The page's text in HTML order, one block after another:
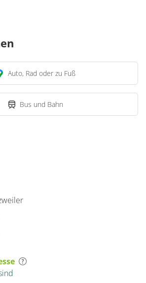
Auto, Rad oder zu Fuß
Bus und Bahn